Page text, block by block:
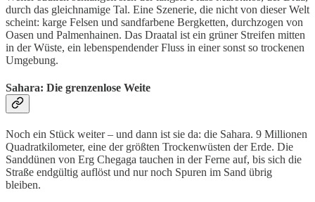
durch das gleichnamige Tal. Eine Szenerie, die nicht von dieser Welt
scheint: karge Felsen und sandfarbene Bergketten, durchzogen von
Oasen und Palmenhainen. Das Draatal ist ein grüner Streifen mitten
in der Wüste, ein lebenspendender Fluss in einer sonst so trockenen
Umgebung.
Sahara: Die grenzenlose Weite
Noch ein Stück weiter – und dann ist sie da: die Sahara. 9 Millionen
Quadratkilometer, eine der größten Trockenwüsten der Erde. Die
Sanddünen von Erg Chegaga tauchen in der Ferne auf, bis sich die
Straße endgültig auflöst und nur noch Spuren im Sand übrig
bleiben.